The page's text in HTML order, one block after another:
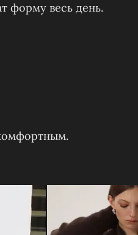
форму весь день.